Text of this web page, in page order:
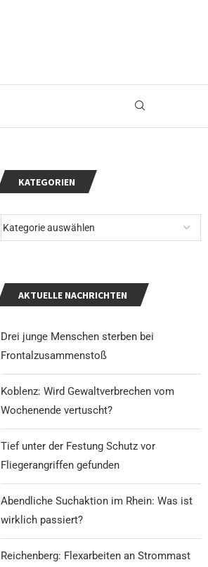
KATEGORIEN
AKTUELLE NACHRICHTEN
Drei junge Menschen sterben bei
Frontalzusammenstoß
Koblenz: Wird Gewaltverbrechen vom
Wochenende vertuscht?
Tief unter der Festung Schutz vor
Fliegerangriffen gefunden
Abendliche Suchaktion im Rhein: Was ist
wirklich passiert?
Reichenberg: Flexarbeiten an Strommast